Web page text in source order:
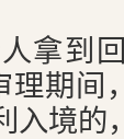
拿到
理期间
入境的